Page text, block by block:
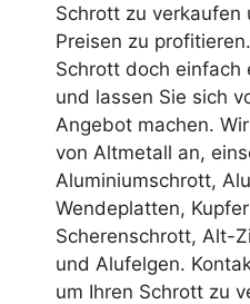
Schrott zu verkaufen
Preisen zu
Schrott doch einfach
und lassen Sie sich
Angebot machen.
von Altmetall an,
Aluminiumschrott,
Wendeplatten,
Scherenschrott, Alt-
und Alufelgen.
um Ihren Schrott zu